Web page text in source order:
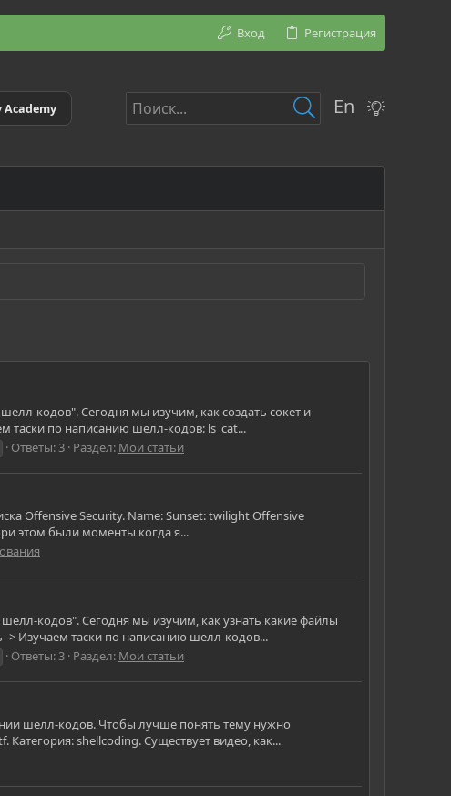
Вход Регистрация
Academy En
кодов". Сегодня мы изучим, как создать сокет и
таски по написанию шелл-кодов: ls_cat...
Ответы: 3 Раздел: Мои статьи
Offensive Security. Name: Sunset: twilight Offensive
этом были моменты когда я...
кодов". Сегодня мы изучим, как узнать какие файлы
Изучаем таски по написанию шелл-кодов...
Ответы: 3 Раздел: Мои статьи
шелл-кодов. Чтобы лучше понять тему нужно
shellcoding. Существует видео, как...